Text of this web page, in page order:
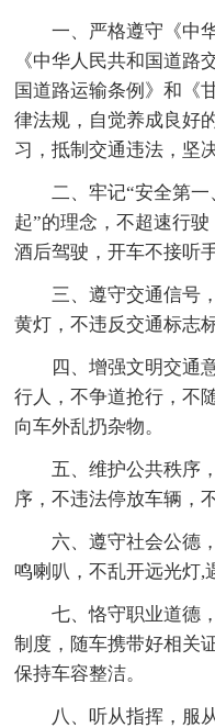
一、严格遵守《中
《中华人民共和国道路
国道路运输条例》和《
律法规，自觉养成良好
习，抵制交通违法，坚
二、牢记“安全第
起”的理念，不超速行
酒后驾驶，开车不接听
三、遵守交通信号
黄灯，不违反交通标志
四、增强文明交通
行人，不争道抢行，不
向车外乱扔杂物。
五、维护公共秩序
序，不违法停放车辆，
六、遵守社会公德
鸣喇叭，不乱开远光灯,
七、恪守职业道德
制度，随车携带好相关
保持车容整洁。
八、听从指挥，服